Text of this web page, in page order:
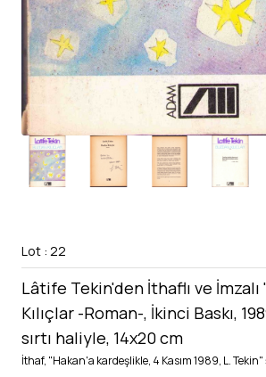
Lot : 22
Lâtife Tekin'den İthaflı ve İmzalı
Kılıçlar -Roman-, İkinci Baskı,
sırtı haliyle, 14x20 cm
İthaf, "Hakan'a kardeşlikle, 4 Kasım 1989, L.